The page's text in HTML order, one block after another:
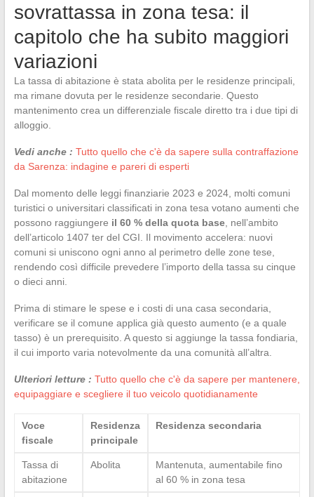
sovrattassa in zona tesa: il
capitolo che ha subito maggiori
variazioni
La tassa di abitazione è stata abolita per le residenze principali,
ma rimane dovuta per le residenze secondarie. Questo
mantenimento crea un differenziale fiscale diretto tra i due tipi di
alloggio.
Vedi anche : Tutto quello che c'è da sapere sulla contraffazione
da Sarenza: indagine e pareri di esperti
Dal momento delle leggi finanziarie 2023 e 2024, molti comuni
turistici o universitari classificati in zona tesa votano aumenti che
possono raggiungere il 60 % della quota base, nell’ambito
dell’articolo 1407 ter del CGI. Il movimento accelera: nuovi
comuni si uniscono ogni anno al perimetro delle zone tese,
rendendo così difficile prevedere l’importo della tassa su cinque
o dieci anni.
Prima di stimare le spese e i costi di una casa secondaria,
verificare se il comune applica già questo aumento (e a quale
tasso) è un prerequisito. A questo si aggiunge la tassa fondiaria,
il cui importo varia notevolmente da una comunità all’altra.
Ulteriori letture : Tutto quello che c'è da sapere per mantenere,
equipaggiare e scegliere il tuo veicolo quotidianamente
Voce
fiscale
Residenza
principale
Residenza secondaria
Tassa di
abitazione
Abolita
Mantenuta, aumentabile fino
al 60 % in zona tesa